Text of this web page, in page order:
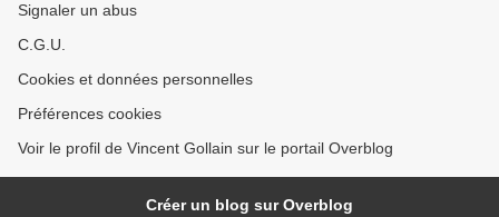
Signaler un abus
C.G.U.
Cookies et données personnelles
Préférences cookies
Voir le profil de Vincent Gollain sur le portail Overblog
Créer un blog sur Overblog